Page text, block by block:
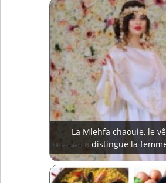
La Mlehfa chaouie, le
distingue la